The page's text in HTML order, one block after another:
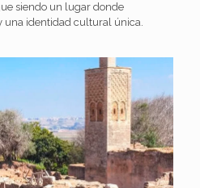
siendo un lugar donde
una identidad cultural única.